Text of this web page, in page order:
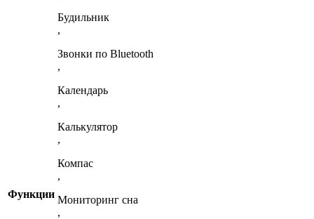
Функции
Будильник
,
Звонки по Bluetooth
,
Календарь
,
Калькулятор
,
Компас
,
Мониторинг сна
,